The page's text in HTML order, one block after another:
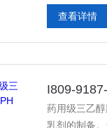
查看详情
I809-
药用级三乙
乳剂的制备